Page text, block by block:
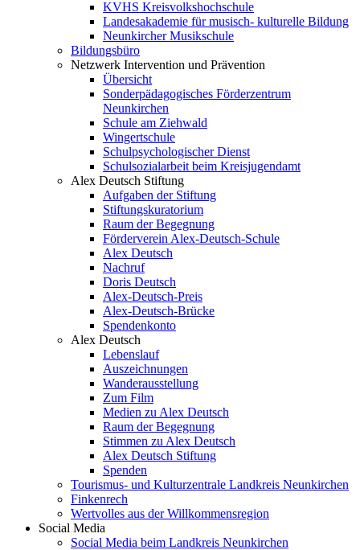
KVHS Kreisvolkshochschule
Landesakademie für musisch- kulturelle Bildung
Neunkircher Musikschule
Bildungsbüro
Netzwerk Intervention und Prävention
Übersicht
Sonderpädagogisches Förderzentrum
Neunkirchen
Schule am Ziehwald
Wingertschule
Schulpsychologischer Dienst
Schulsozialarbeit beim Kreisjugendamt
Alex Deutsch Stiftung
Aufgaben der Stiftung
Stiftungskuratorium
Raum der Begegnung
Förderverein Alex-Deutsch-Schule
Alex Deutsch
Nachruf
Doris Deutsch
Alex-Deutsch-Preis
Alex-Deutsch-Brücke
Spendenkonto
Alex Deutsch
Lebenslauf
Auszeichnungen
Wanderausstellung
Zum Film
Medien zu Alex Deutsch
Raum der Begegnung
Stimmen zu Alex Deutsch
Alex Deutsch Stiftung
Spenden
Tourismus- und Kulturzentrale Landkreis Neunkirchen
Finkenrech
Wertvolles aus der Willkommensregion
Social Media
Social Media beim Landkreis Neunkirchen